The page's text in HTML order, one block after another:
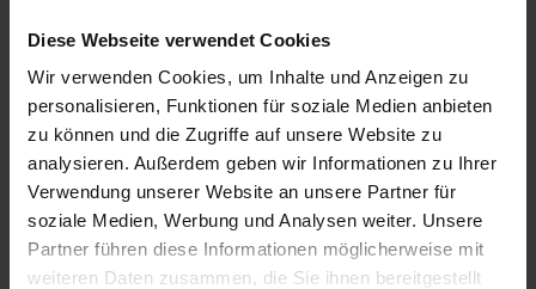
Diese Webseite verwendet Cookies
Wir verwenden Cookies, um Inhalte und Anzeigen zu
personalisieren, Funktionen für soziale Medien anbieten
zu können und die Zugriffe auf unsere Website zu
analysieren. Außerdem geben wir Informationen zu Ihrer
Verwendung unserer Website an unsere Partner für
soziale Medien, Werbung und Analysen weiter. Unsere
Partner führen diese Informationen möglicherweise mit
weiteren Daten zusammen, die Sie ihnen bereitgestellt
Geräte ///Klammer­geräte///Standard­klammer­geräte
Mitteldrahtklammer­geräte
F20A 90-40 FS
Leicht und gute Balance. Vollständiger sequentieller Abzug
und eine schlanke Nase, die eine hervorragende Sicht auf
die Arbeit garantiert.